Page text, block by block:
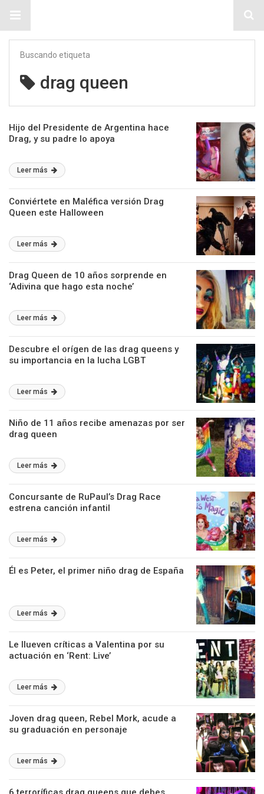
Buscando etiqueta
drag queen
Hijo del Presidente de Argentina hace
Drag, y su padre lo apoya
Leer más
Conviértete en Maléfica versión Drag
Queen este Halloween
Leer más
Drag Queen de 10 años sorprende en
‘Adivina que hago esta noche’
Leer más
Descubre el orígen de las drag queens y
su importancia en la lucha LGBT
Leer más
Niño de 11 años recibe amenazas por ser
drag queen
Leer más
Concursante de RuPaul’s Drag Race
estrena canción infantil
Leer más
Él es Peter, el primer niño drag de España
Leer más
Le llueven críticas a Valentina por su
actuación en ‘Rent: Live’
Leer más
Joven drag queen, Rebel Mork, acude a
su graduación en personaje
Leer más